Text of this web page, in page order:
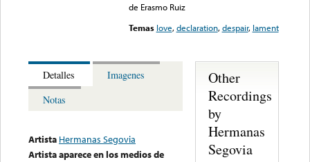
de Erasmo Ruiz
Temas love,declaration,despair, lament
Detalles
Imagenes
Notas
Artista Hermanas Segovia
Artista aparece en los medios de
Other
Recordings
by
Hermanas
Segovia